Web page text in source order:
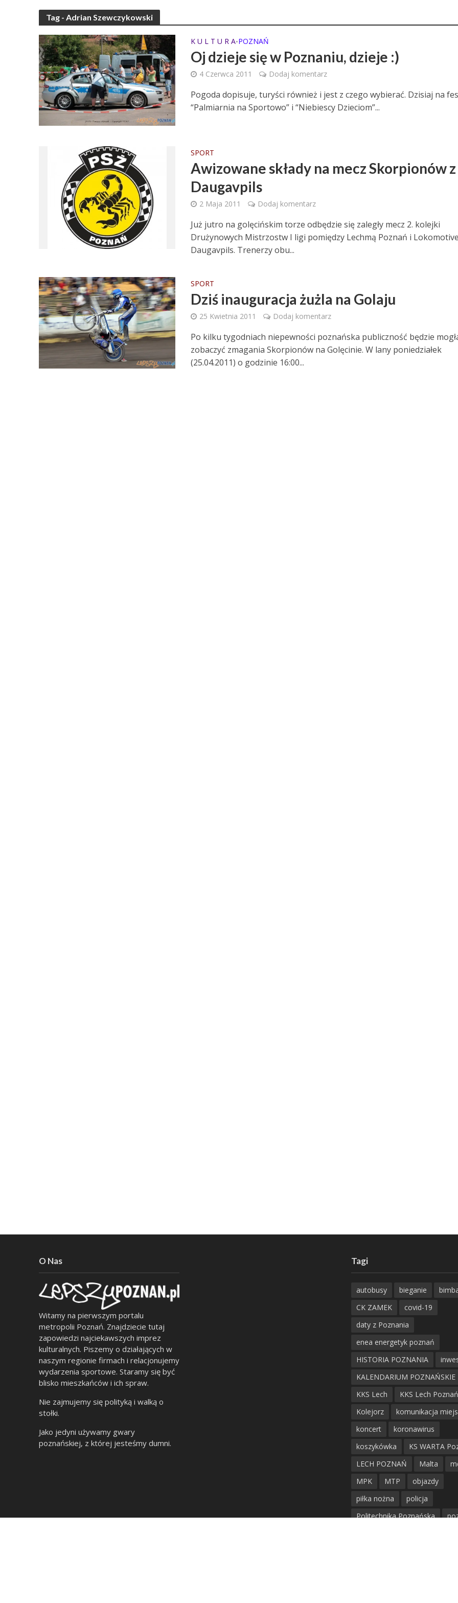
Tag - Adrian Szewczykowski
K U L T U R A•POZNAŃ
Oj dzieje się w Poznaniu, dzieje :)
4 Czerwca 2011 Dodaj komentarz
Pogoda dopisuje, turyści również i jest z czego wybierać. Dzisiaj na
“Palmiarnia na Sportowo” i “Niebiescy Dzieciom”...
SPORT
Awizowane składy na mecz Skorpionów z
Daugavpils
2 Maja 2011 Dodaj komentarz
Już jutro na golęcińskim torze odbędzie się zaległy mecz 2. kolejki
Drużynowych Mistrzostw I ligi pomiędzy Lechmą Poznań i
Daugavpils. Trenerzy obu...
SPORT
Dziś inauguracja żużla na Golaju
25 Kwietnia 2011 Dodaj komentarz
Po kilku tygodniach niepewności poznańska publiczność będzie
zobaczyć zmagania Skorpionów na Golęcinie. W lany poniedziałek
(25.04.2011) o godzinie 16:00...
O Nas
Witamy na pierwszym portalu
metropolii Poznań. Znajdziecie tutaj
zapowiedzi najciekawszych imprez
kulturalnych. Piszemy o działających w
naszym regionie firmach i relacjonujemy
wydarzenia sportowe. Staramy się być
blisko mieszkańców i ich spraw.
Nie zajmujemy się polityką i walką o
stołki.
Jako jedyni używamy gwary
poznańskiej, z której jesteśmy dumni.
Tagi
autobusy bieganie
CK ZAMEK
covid-19
daty z Poznania
enea energetyk poznań
HISTORIA POZNANIA
KALENDARIUM POZNAŃSKIE
KKS Lech
KKS Lech Poznań
Kolejorz
komunikacja
koncert
koronawirus
koszykówka
KS WARTA
LECH POZNAŃ
Malta
MPK
MTP
objazdy
piłka nożna
policja
Politechnika Poznańska